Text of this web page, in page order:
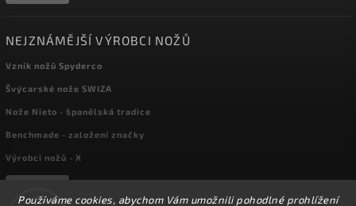
Používáme cookies, abychom Vám umožnili pohodlné prohlížení
NEJZNÁMĚJŠÍ VÝROBCI NOŽŮ
Vznik nožů Spyderco
Švýcarské nože SWIZA
Nože Nieto - španělská tradice
Benchmade - založení značky
Výrobci nožů - X